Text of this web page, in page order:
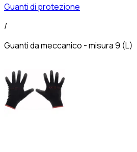
Guanti di protezione
/
Guanti da meccanico - misura 9 (L)